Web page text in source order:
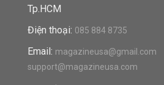
Tp.HCM
Điện thoại: 085 884 8735
Email: magazineusa@gmail.com
support@magazineusa.com